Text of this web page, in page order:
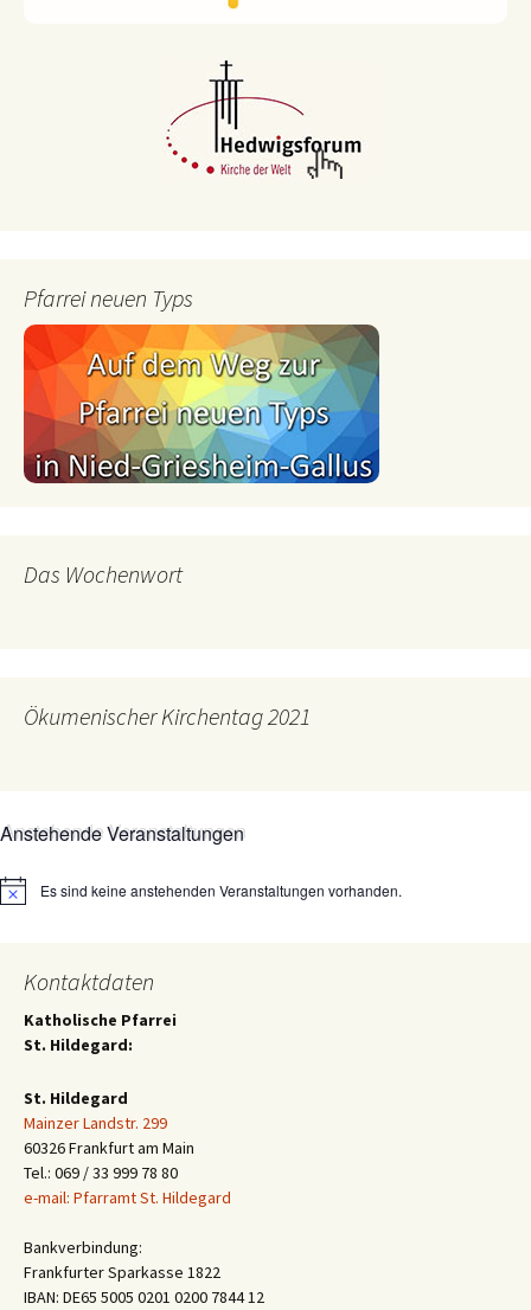
Pfarrei neuen Typs
Das Wochenwort
Ökumenischer Kirchentag 2021
Anstehende Veranstaltungen
HinweisEs sind keine anstehenden Veranstaltungen vorhanden.
Kontaktdaten
Katholische Pfarrei
St. Hildegard:
St. Hildegard
Mainzer Landstr. 299
60326 Frankfurt am Main
Tel.: 069 / 33 999 78 80
e-mail: Pfarramt St. Hildegard
Bankverbindung:
Frankfurter Sparkasse 1822
IBAN: DE65 5005 0201 0200 7844 12